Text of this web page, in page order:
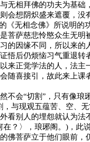
相拜佛的功夫为基
想阴炽盛来遮覆，
无相念佛》所说明的
萨慈悲怜愍众生无
因缘不同，所以来
后仍烦恼习气重退
正觉学法的人，法
喜接引，故此来上
会“切割”，只有像
与现观五蕴苦、空、
别人的埋怨就认为
〉，琅琊阁。)，此
菩萨立于他们眼前